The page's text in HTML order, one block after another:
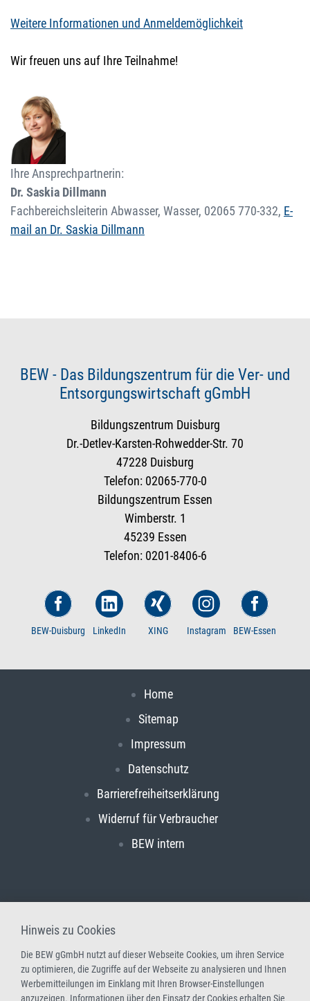
Weitere Informationen und Anmeldemöglichkeit
Wir freuen uns auf Ihre Teilnahme!
Ihre Ansprechpartnerin:
Dr. Saskia Dillmann
Fachbereichsleiterin Abwasser, Wasser, 02065 770-332, E-
mail an Dr. Saskia Dillmann
BEW - Das Bildungszentrum für die Ver- und
Entsorgungswirtschaft gGmbH
Bildungszentrum Duisburg
Dr.-Detlev-Karsten-Rohwedder-Str. 70
47228 Duisburg
Telefon: 02065-770-0
Bildungszentrum Essen
Wimberstr. 1
45239 Essen
Telefon: 0201-8406-6
BEW-Duisburg LinkedIn XING Instagram BEW-Essen
Home
Sitemap
Impressum
Datenschutz
Barrierefreiheitserklärung
Widerruf für Verbraucher
BEW intern
Hinweis zu Cookies
Die BEW gGmbH nutzt auf dieser Webseite Cookies, um ihren Service
zu optimieren, die Zugriffe auf der Webseite zu analysieren und Ihnen
Werbemitteilungen im Einklang mit Ihren Browser-Einstellungen
anzuzeigen. Informationen über den Einsatz der Cookies erhalten Sie